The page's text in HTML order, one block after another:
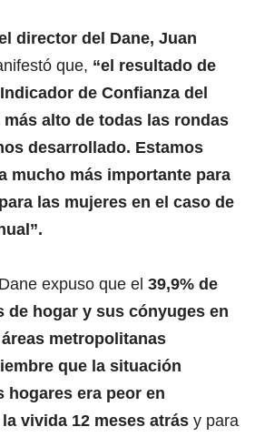
director del Dane, Juan
que, “el resultado de
de Confianza del
alto de todas las rondas
desarrollado. Estamos
mucho más importante para
las mujeres en el caso de
expuso que el 39,9% de
de hogar y sus cónyuges en
metropolitanas
que la situación
hogares era peor en
vivida 12 meses atrás y para